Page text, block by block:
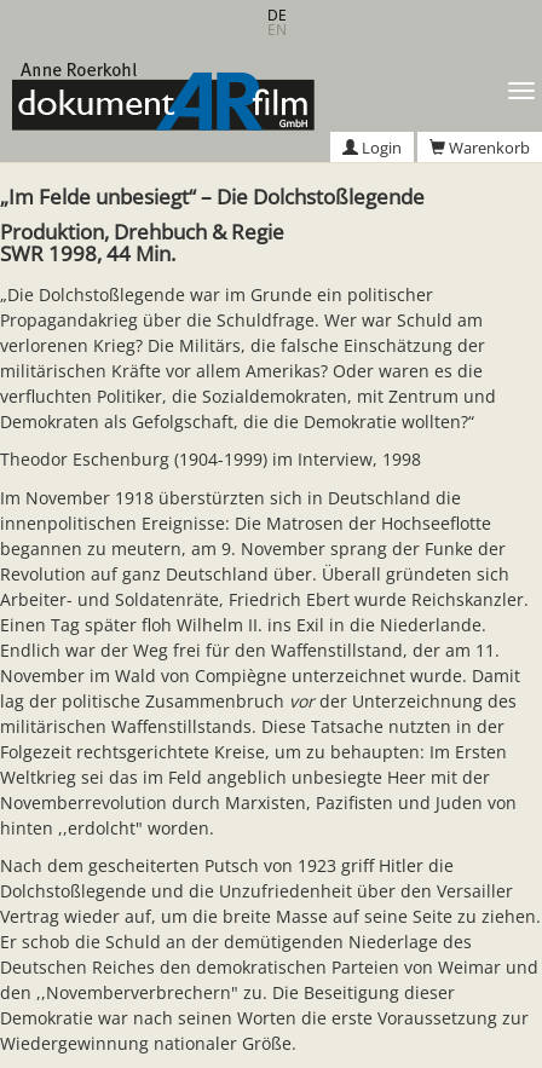
springen
DE
EN
Login Warenkorb
„Im Felde unbesiegt“ – Die Dolchstoßlegende
Produktion, Drehbuch & Regie
SWR 1998, 44 Min.
„Die Dolchstoßlegende war im Grunde ein politischer
Propagandakrieg über die Schuldfrage. Wer war Schuld am
verlorenen Krieg? Die Militärs, die falsche Einschätzung der
militärischen Kräfte vor allem Amerikas? Oder waren es die
verfluchten Politiker, die Sozialdemokraten, mit Zentrum und
Demokraten als Gefolgschaft, die die Demokratie wollten?“
Theodor Eschenburg (1904-1999) im Interview, 1998
Im November 1918 überstürzten sich in Deutschland die
innenpolitischen Ereignisse: Die Matrosen der Hochseeflotte
begannen zu meutern, am 9. November sprang der Funke der
Revolution auf ganz Deutschland über. Überall gründeten sich
Arbeiter- und Soldatenräte, Friedrich Ebert wurde Reichskanzler.
Einen Tag später floh Wilhelm II. ins Exil in die Niederlande.
Endlich war der Weg frei für den Waffenstillstand, der am 11.
November im Wald von Compiègne unterzeichnet wurde. Damit
lag der politische Zusammenbruch vorder Unterzeichnung des
militärischen Waffenstillstands. Diese Tatsache nutzten in der
Folgezeit rechtsgerichtete Kreise, um zu behaupten: Im Ersten
Weltkrieg sei das im Feld angeblich unbesiegte Heer mit der
Novemberrevolution durch Marxisten, Pazifisten und Juden von
hinten ,,erdolcht" worden.
Nach dem gescheiterten Putsch von 1923 griff Hitler die
Dolchstoßlegende und die Unzufriedenheit über den Versailler
Vertrag wieder auf, um die breite Masse auf seine Seite zu ziehen.
Er schob die Schuld an der demütigenden Niederlage des
Deutschen Reiches den demokratischen Parteien von Weimar und
den ,,Novemberverbrechern" zu. Die Beseitigung dieser
Demokratie war nach seinen Worten die erste Voraussetzung zur
Wiedergewinnung nationaler Größe.